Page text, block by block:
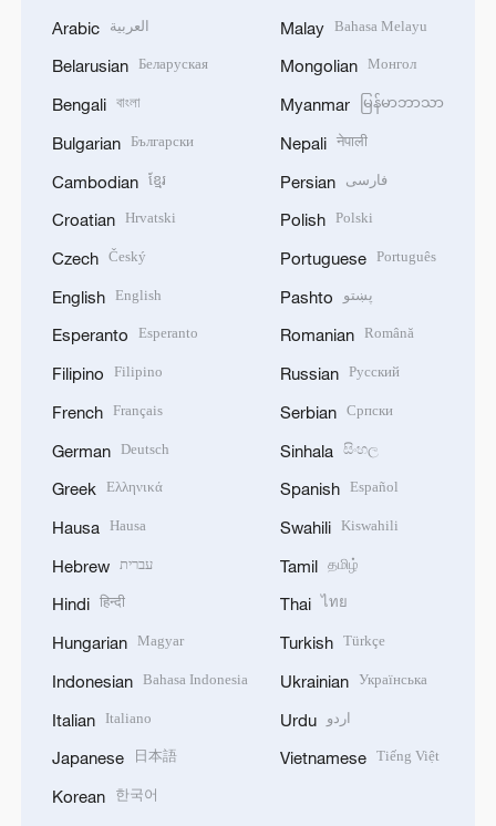
Arabic العربية
Belarusian Беларуская
Bengali বাংলা
Bulgarian Български
Cambodian ខ្មែរ
Croatian Hrvatski
Czech Český
English English
Esperanto Esperanto
Filipino Filipino
French Français
German Deutsch
Greek Ελληνικά
Hausa Hausa
Hebrew עברית
Hindi हिन्दी
Hungarian Magyar
Indonesian Bahasa Indonesia
Italian Italiano
Japanese 日本語
Korean 한국어
Malay Bahasa Melayu
Mongolian Монгол
Myanmar မြန်မာဘာသာ
Nepali नेपाली
Persian فارسی
Polish Polski
Portuguese Português
Pashto پښتو
Romanian Română
Russian Русский
Serbian Српски
Sinhala සිංහල
Spanish Español
Swahili Kiswahili
Tamil தமிழ்
Thai ไทย
Turkish Türkçe
Ukrainian Українська
Urdu اردو
Vietnamese Tiếng Việt